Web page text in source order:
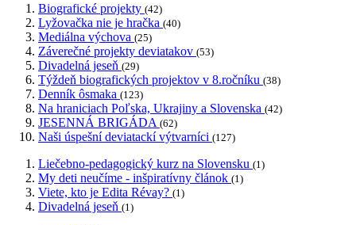
Biografické projekty (42)
Lyžovačka nie je hračka (40)
Mediálna výchova (25)
Záverečné projekty deviatakov (53)
Divadelná jeseň (29)
Týždeň biografických projektov v 8.ročníku (38)
Denník ôsmaka (123)
Na hraniciach Poľska, Ukrajiny a Slovenska (42)
JESENNÁ BRIGÁDA (62)
Naši úspešní deviatackí výtvarníci (127)
Liečebno-pedagogický kurz na Slovensku (1)
My deti neučíme - inšpiratívny článok (1)
Viete, kto je Edita Révay? (1)
Divadelná jeseň (1)